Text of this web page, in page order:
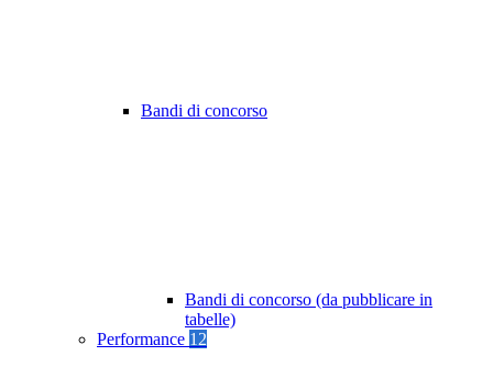
Bandi di concorso
Bandi di concorso (da pubblicare in
tabelle)
Performance 12